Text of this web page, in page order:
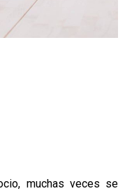
muchas veces se